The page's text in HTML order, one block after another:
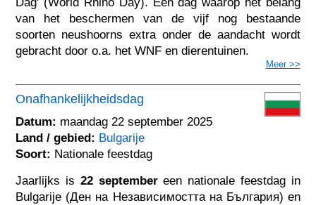
van het beschermen van de vijf nog bestaande
soorten neushoorns extra onder de aandacht wordt
gebracht door o.a. het WNF en dierentuinen.
Meer >>
Onafhankelijkheidsdag
Datum: maandag 22 september 2025
Land / gebied: Bulgarije
Soort: Nationale feestdag
Jaarlijks is 22 septembereen nationale feestdag in
Bulgarije (Ден на Независимостта на България) en